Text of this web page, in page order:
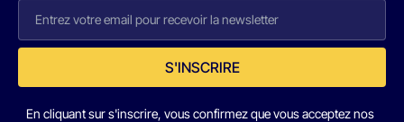
S'INSCRIRE
En cliquant sur s'inscrire, vous confirmez que vous acceptez nos